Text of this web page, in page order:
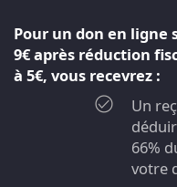
Pour un don en ligne
9€ après réduction
à 5€, vous recevrez :
Un
66%
votre